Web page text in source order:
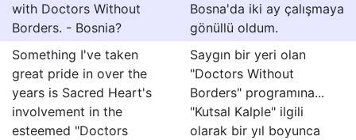
with Doctors Without
Borders. - Bosnia?
Bosna'da iki ay çalışmaya
gönüllü oldum.
Something I've taken
great pride in over the
years is Sacred Heart's
involvement in the
esteemed "Doctors
Saygın bir yeri olan
"Doctors Without
Borders" programına...
"Kutsal Kalple" ilgili
olarak bir yıl boyunca